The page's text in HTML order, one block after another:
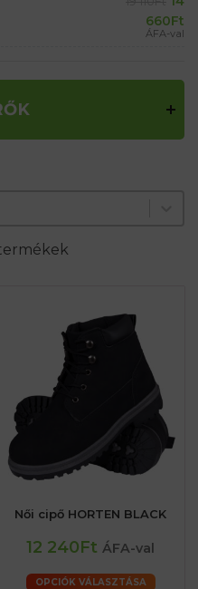
660Ft
ÁFA-val
termékek
Női cipő HORTEN BLACK
12 240Ft ÁFA-val
OPCIÓK VÁLASZTÁSA